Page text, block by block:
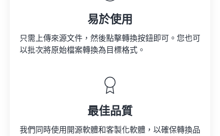
易於使用
只需上傳來源文件，然後點擊轉換按鈕即可。您也可
以批次將原始檔案轉換為目標格式。
最佳品質
我們同時使用開源軟體和客製化軟體，以確保轉換品